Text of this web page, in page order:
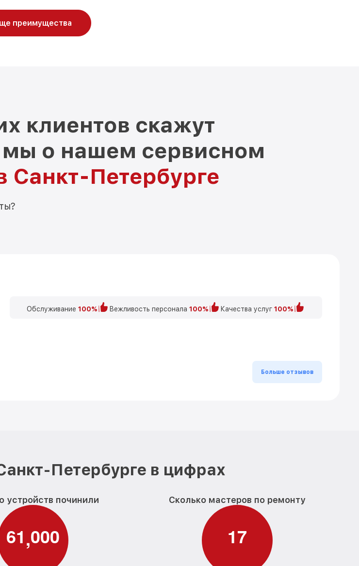
преимущества
клиентов скажут
о нашем сервисном
Санкт-Петербурге
Обслуживание 100% Вежливость персонала 100% Качества услуг 100%
Больше отзывов
Петербурге в цифрах
устройств починили
61,000
Сколько мастеров по ремонту
17